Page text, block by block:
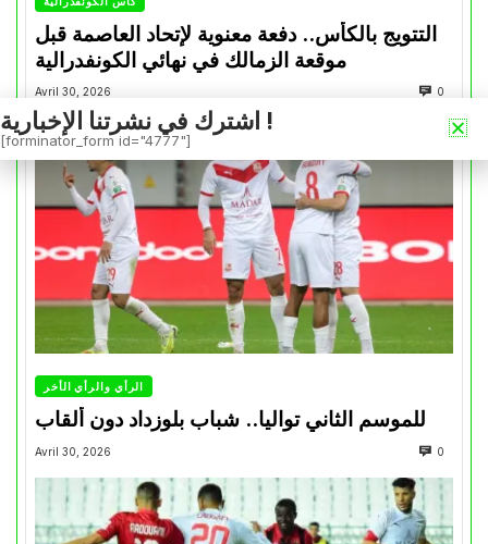
التتويج بالكأس.. دفعة معنوية لإتحاد العاصمة قبل
موقعة الزمالك في نهائي الكونفدرالية
Avril 30, 2026 0
الرأي والرأي الأخر
للموسم الثاني تواليا.. شباب بلوزداد دون ألقاب
Avril 30, 2026 0
اشترك في نشرتنا الإخبارية !
[forminator_form id="4777"]